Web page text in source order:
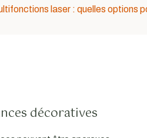
laser : quelles options
décoratives